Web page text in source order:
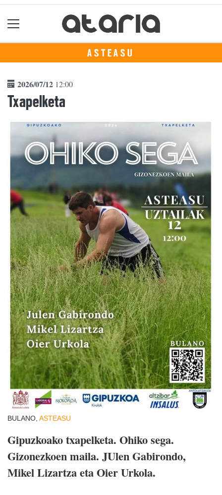
ASTEASU
2026/07/12 12:00
Txapelketa
BULANO, ASTEASU
Gipuzkoako txapelketa. Ohiko sega.
Gizonezkoen maila. JUlen Gabirondo,
Mikel Lizartza eta Oier Urkola.